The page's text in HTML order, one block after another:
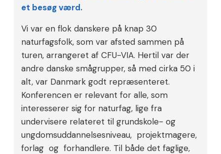
et besøg værd.
Vi var en flok danskere på knap 30
naturfagsfolk, som var afsted sammen på
turen, arrangeret af CFU-VIA. Hertil var der
andre danske smågrupper, så med cirka 50 i
alt, var Danmark godt repræsenteret.
Konferencen er relevant for alle, som
interesserer sig for naturfag, lige fra
undervisere relateret til grundskole- og
ungdomsuddannelsesniveau, projektmagere,
forlag og forhandlere. Til både det faglige,